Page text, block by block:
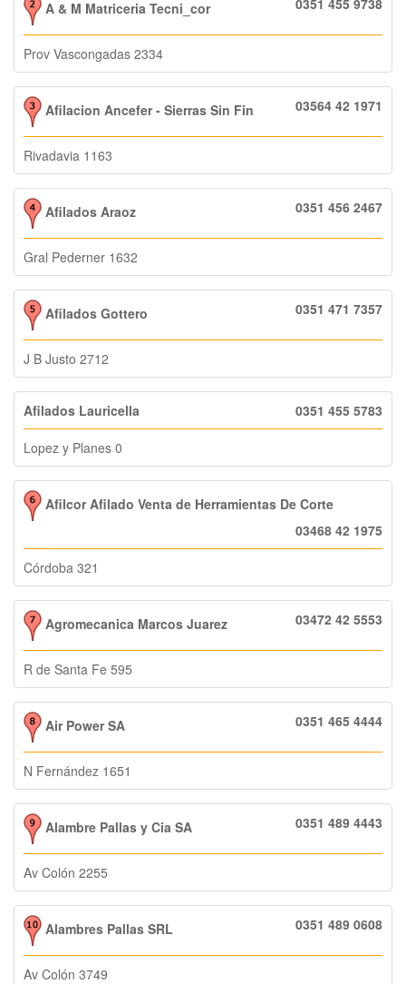
A & M Matriceria Tecni_cor
Prov Vascongadas 2334
Afilacion Ancefer - Sierras Sin Fin 03564 42 1971
Rivadavia 1163
Afilados Araoz 0351 456 2467
Gral Pederner 1632
Afilados Gottero 0351 471 7357
J B Justo 2712
Afilados Lauricella 0351 455 5783
Lopez y Planes 0
Afilcor Afilado Venta de Herramientas De Corte
03468 42 1975
Córdoba 321
Agromecanica Marcos Juarez 03472 42 5553
R de Santa Fe 595
Air Power SA 0351 465 4444
N Fernández 1651
Alambre Pallas y Cia SA 0351 489 4443
Av Colón 2255
Alambres Pallas SRL 0351 489 0608
Av Colón 3749